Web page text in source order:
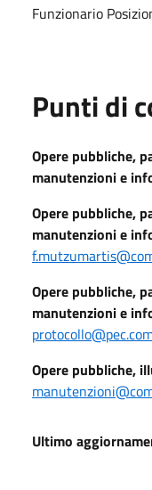
Funzionario
Punti di
Opere pubbliche,
manutenzioni e
Opere pubbliche,
manutenzioni e
Opere pubbliche,
manutenzioni e
Opere pubbliche,
Ultimo